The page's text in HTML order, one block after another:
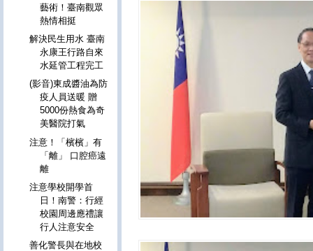
藝術！臺南觀眾
熱情相挺
解決民生用水 臺南
永康王行路自來
水延管工程完工
(影音)東成醬油為防
疫人員送暖 贈
5000份熱食為奇
美醫院打氣
注意！「檳檳」有
「離」 口腔癌遠
離
注意學校開學首
日！南警：行經
校園周邊應禮讓
行人注意安全
善化警長與在地校